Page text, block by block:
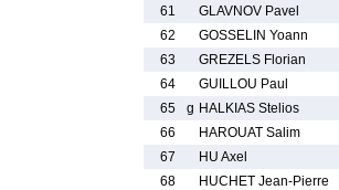
61
GLAVNOV Pavel
62
GOSSELIN Yoann
63
GREZELS Florian
64
GUILLOU Paul
65
g HALKIAS Stelios
66
HAROUAT Salim
67
HU Axel
68
HUCHET Jean-Pierre